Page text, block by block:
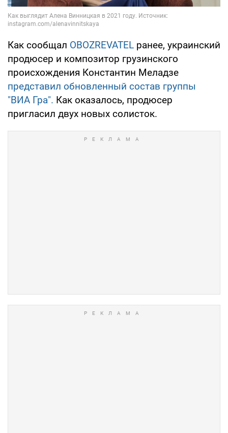
Как сообщал OBOZREVATEL ранее, украинский
продюсер и композитор грузинского
происхождения Константин Меладзе
представил обновленный состав группы
"ВИА Гра". Как оказалось, продюсер
пригласил двух новых солисток.